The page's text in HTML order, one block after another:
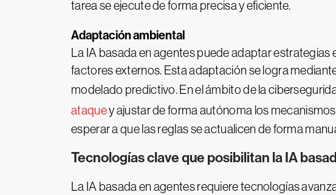
tarea se ejecute de forma precisa y eficiente.
Adaptación ambiental
La IA basada en agentes puede adaptar
factores externos. Esta adaptación se logra
modelado predictivo. En el ámbito de la
ataquey ajustar de forma autónoma los
esperar a que las reglas se actualicen de forma
Tecnologías clave que posibilitan la IA
La IA basada en agentes requiere tecnologías